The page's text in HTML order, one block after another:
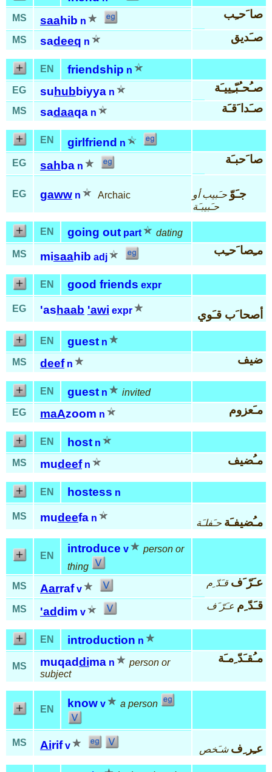
MS
saahib n
صا َحـِب
MS sadeeq n صـَديق
EN friendship n
EG
suhubbiyya n صـُحـُبّـِييـَة
MS sadaaqa n صـَدا َقـَة
EN girlfriend n
EG
sahba n
صا َحبـَة
EG gaww n Archaic جـَوّ حـَبيب أو
حـَبيبـَة
EN going out part dating
MS misaahib adj
مـِصا َحـِب
EN good friends expr
EG 'ashaab 'awi expr أصحا َب قـَوي
EN guest n
MS
deef n ضيف
EN guest n
invited
EG
maAzoom n مـَعزوم
EN host n
MS
mudeef n مـُضيف
EN hostess n
MS mudeefa n مـُضيفـَة حـَفلـَة
EN
introduce v
person or
thing
MS
Aarraf v
عـَرّ َف قـَدّ ِم
MS 'addim v
قـَدّ ِم عـَرّ َف
EN introduction n
MS muqaddima n
person or
subject
مـُقـَدّ ِمـَة
EN know v a person
MS Airif v عـِر ِف شـَخص